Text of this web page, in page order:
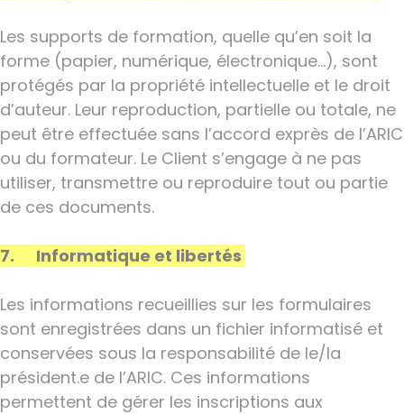
Les supports de formation, quelle qu’en soit la
forme (papier, numérique, électronique…), sont
protégés par la propriété intellectuelle et le droit
d’auteur. Leur reproduction, partielle ou totale, ne
peut être effectuée sans l’accord exprès de l’ARIC
ou du formateur. Le Client s’engage à ne pas
utiliser, transmettre ou reproduire tout ou partie
de ces documents.
7. Informatique et libertés
Les informations recueillies sur les formulaires
sont enregistrées dans un fichier informatisé et
conservées sous la responsabilité de le/la
président.e de l’ARIC. Ces informations
permettent de gérer les inscriptions aux